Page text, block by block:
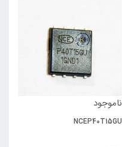
ناموجود
NCEP40T15GU